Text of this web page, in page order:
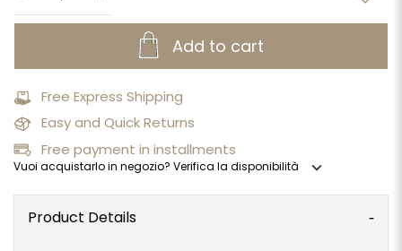
Add to cart
Free Express Shipping
Easy and Quick Returns
Free payment in installments
Vuoi acquistarlo in negozio? Verifica la disponibilità expand_more
Product Details